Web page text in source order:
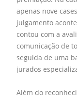
apenas nove
julgamento
contou com a
comunicação de
seguida de uma
jurados
Além do